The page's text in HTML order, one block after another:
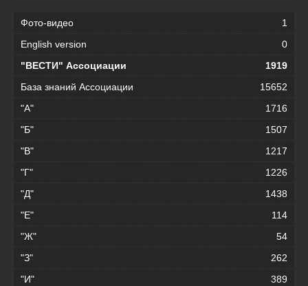
Фото-видео
1
English version
0
"ВЕСТИ" Ассоциации
1919
База знаний Ассоциации
15652
"А"
1716
"Б"
1507
"В"
1217
"Г"
1226
"Д"
1438
"Е"
114
"Ж"
54
"З"
262
"И"
389